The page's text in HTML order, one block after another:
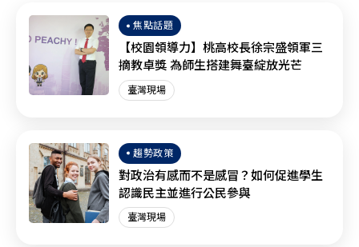
焦點話題
【校園領導力】桃高校長徐宗盛領軍三
摘教卓獎 為師生搭建舞臺綻放光芒
臺灣現場
趨勢政策
對政治有感而不是感冒？如何促進學生
認識民主並進行公民參與
臺灣現場